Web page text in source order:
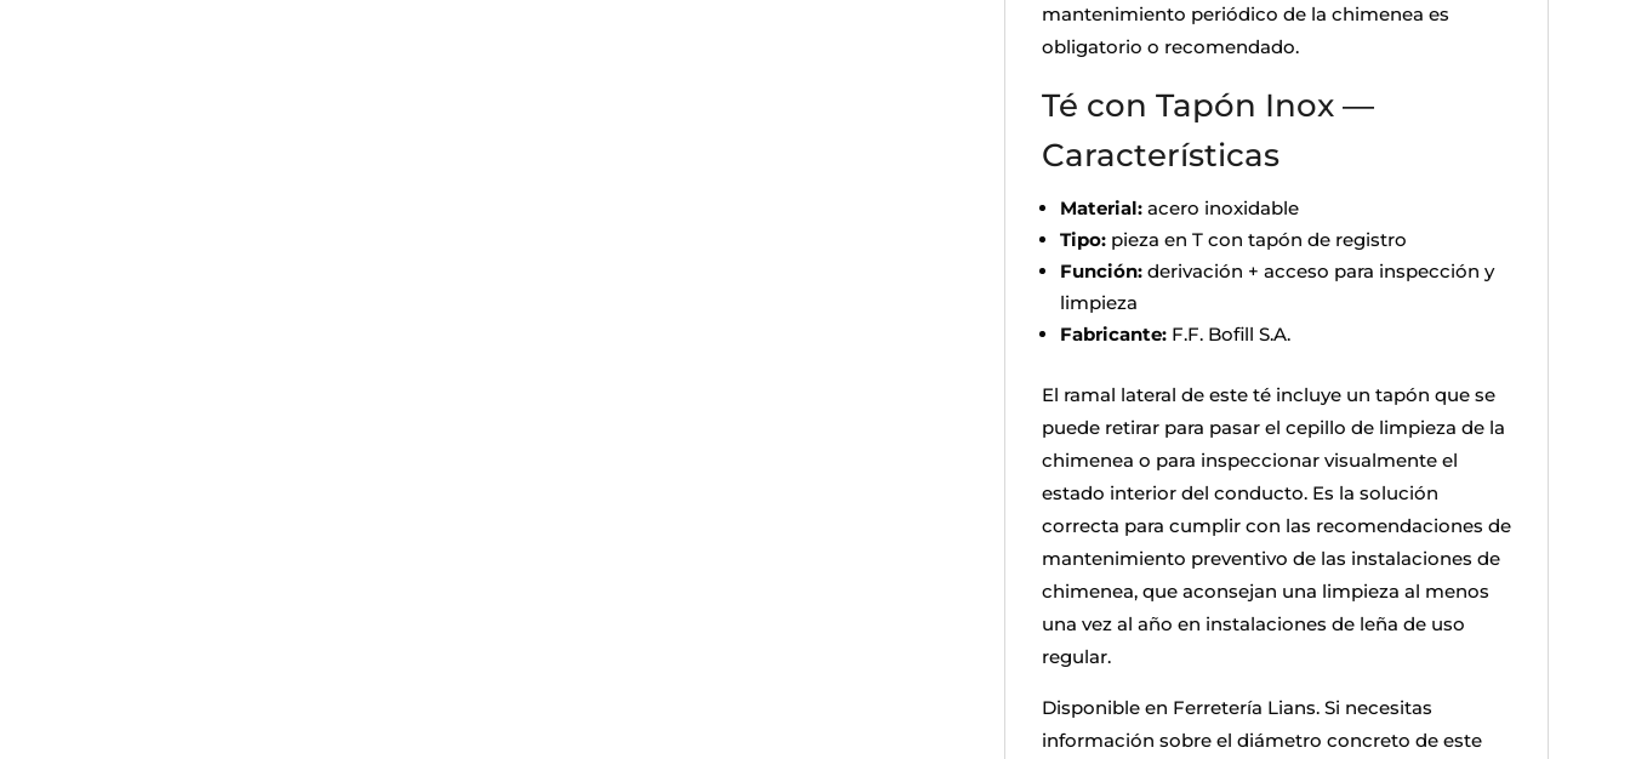
mantenimiento periódico de la chimenea es
obligatorio o recomendado.
Té con Tapón Inox —
Características
Material:acero inoxidable
Tipo:pieza en T con tapón de registro
Función:derivación + acceso para inspección y
limpieza
Fabricante:F.F. Bofill S.A.
El ramal lateral de este té incluye un tapón que se
puede retirar para pasar el cepillo de limpieza de la
chimenea o para inspeccionar visualmente el
estado interior del conducto. Es la solución
correcta para cumplir con las recomendaciones de
mantenimiento preventivo de las instalaciones de
chimenea, que aconsejan una limpieza al menos
una vez al año en instalaciones de leña de uso
regular.
Disponible en Ferretería Lians. Si necesitas
información sobre el diámetro concreto de este